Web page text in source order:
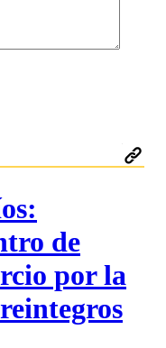
de
por la